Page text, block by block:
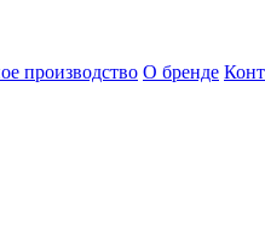
производство О бренде